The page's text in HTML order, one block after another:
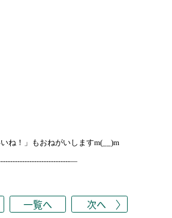
ね！」 もおねがいしますm(__)m
—
一覧へ 次へ